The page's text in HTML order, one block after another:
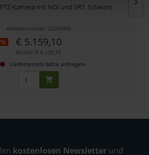
Kamera mit NDI und SRT, Schwarz
Artikelnummer: 12289456
€ 5.159,10
Brutto: € 6.139,33
Liefertermin bitte anfragen
kostenlosen Newsletter und